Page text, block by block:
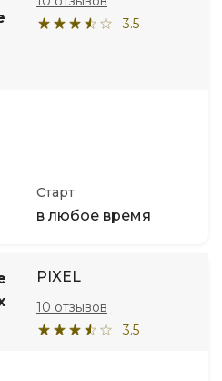
3.5
Старт
в любое время
PIXEL
3.5
10 отзывов